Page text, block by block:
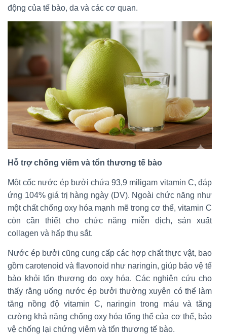
động của tế bào, da và các cơ quan.
Hỗ trợ chống viêm và tổn thương tế bào
Một cốc nước ép bưởi chứa 93,9 miligam vitamin C, đáp
ứng 104% giá trị hàng ngày (DV). Ngoài chức năng như
một chất chống oxy hóa mạnh mẽ trong cơ thể, vitamin C
còn cần thiết cho chức năng miễn dịch, sản xuất
collagen và hấp thụ sắt.
Nước ép bưởi cũng cung cấp các hợp chất thực vật, bao
gồm carotenoid và flavonoid như naringin, giúp bảo vệ tế
bào khỏi tổn thương do oxy hóa. Các nghiên cứu cho
thấy rằng uống nước ép bưởi thường xuyên có thể làm
tăng nồng độ vitamin C, naringin trong máu và tăng
cường khả năng chống oxy hóa tổng thể của cơ thể, bảo
vệ chống lại chứng viêm và tổn thương tế bào.